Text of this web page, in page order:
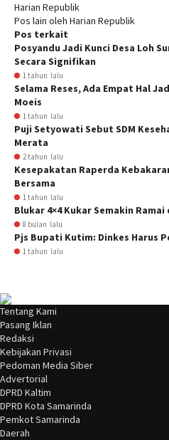
Harian Republik
Pos lain oleh Harian Republik
Pos terkait
Posyandu Jadi Kunci Desa Loh
Secara Signifikan
1 tahun lalu
Selama Reses, Ada Empat Hal
Moeis
1 tahun lalu
Puji Setyowati Sebut SDM
Merata
2 tahun lalu
Kesepakatan Raperda
Bersama
1 tahun lalu
Blukar 4×4 Kukar Semakin
8 bulan lalu
Pjs Bupati Kutim: Dinkes Harus
1 tahun lalu
Tentang Kami
Pasang Iklan
Redaksi
Kebijakan Privasi
Pedoman Media Siber
Advertorial
DPRD Kaltim
DPRD Kota Samarinda
Pemkot Samarinda
Daerah